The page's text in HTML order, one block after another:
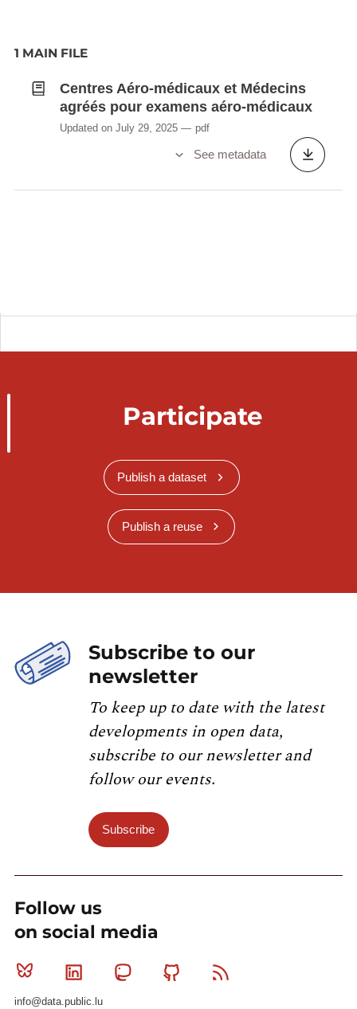
1 MAIN FILE
Centres Aéro-médicaux et Médecins
agréés pour examens aéro-médicaux
Updated on July 29, 2025 pdf
See metadata
Participate
Publish a dataset
Publish a reuse
Subscribe to our
newsletter
To keep up to date with the latest
developments in open data,
subscribe to our newsletter and
follow our events.
Subscribe
Follow us
on social media
Bluesky Linkedin MastodonGithub
info@data.public.lu